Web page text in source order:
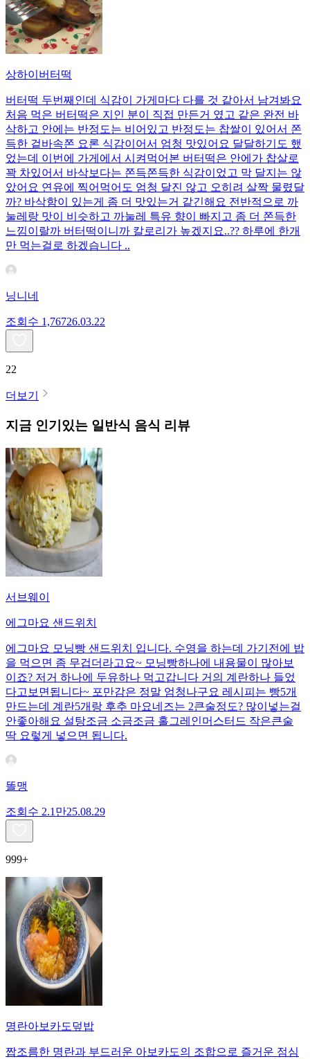
상하이버터떡
버터떡 두번째인데 식감이 가게마다 다를 것 같아서 남겨봐요
처음 먹은 버터떡은 지인 분이 직접 만든거 였고 같은 완전 바
삭하고 안에는 반정도는 비어있고 반정도는 찹쌀이 있어서 쫀
득한 겉바속쫀 요론 식감이어서 엄청 맛있어요 달달하기도 했
었는데 이번에 가게에서 시켜먹어본 버터떡은 안에가 찹살로
꽉 차있어서 바삭보다는 쫀득쫀득한 식감이었고 막 달지는 않
았어요 연유에 찍어먹어도 엄청 달진 않고 오히려 살짝 물렸달
까? 바삭함이 있는게 좀 더 맛있는거 같긴해요 전반적으로 까
눌레랑 맛이 비슷하고 까눌레 특유 향이 빠지고 좀 더 쫀득한
느낌이랄까 버터떡이니까 칼로리가 높겠지요..?? 하루에 한개
만 먹는걸로 하겠습니다 ..
닝니네
조회수 1,76726.03.22
22
더보기
지금 인기있는 일반식 음식 리뷰
서브웨이
에그마요 샌드위치
에그마요 모닝빵 샌드위치 입니다. 수영을 하는데 가기전에 밥
을 먹으면 좀 무겁더라고요~ 모닝빵하나에 내용물이 많아보
이죠? 저거 하나에 두유하나 먹고갑니다 거의 계란하나 들었
다고보면됩니다~ 포만감은 정말 엄청나구요 레시피는 빵5개
만드는데 계란5개랑 후추 마요네즈는 2큰술정도? 많이넣는걸
안좋아해요 설탕조금 소금조금 홀그레인머스터드 작은큰술
딱 요렇게 넣으면 됩니다.
똘맹
조회수 2.1만25.08.29
999+
명란아보카도덮밥
짭조름한 명란과 부드러운 아보카도의 조합으로 즐거운 점심